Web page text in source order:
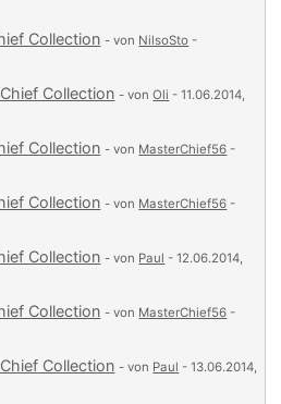
Collection - von NilsoSto -
Collection - vonOli - 11.06.2014,
Collection - von MasterChief56 -
Collection - von MasterChief56 -
Collection - von Paul - 12.06.2014,
Collection - von MasterChief56 -
Collection - von Paul - 13.06.2014,